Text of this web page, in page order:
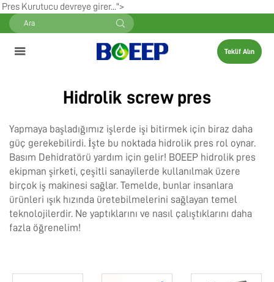
Pres Kurutucu devreye girer...">
Teklif Alın
Hidrolik screw pres
Yapmaya başladığımız işlerde işi bitirmek için biraz daha
güç gerekebilirdi. İşte bu noktada hidrolik pres rol oynar.
Basım Dehidratörü yardım için gelir! BOEEP hidrolik pres
ekipman şirketi, çeşitli sanayilerde kullanılmak üzere
birçok iş makinesi sağlar. Temelde, bunlar insanlara
ürünleri ışık hızında üretebilmelerini sağlayan temel
teknolojilerdir. Ne yaptıklarını ve nasıl çalıştıklarını daha
fazla öğrenelim!